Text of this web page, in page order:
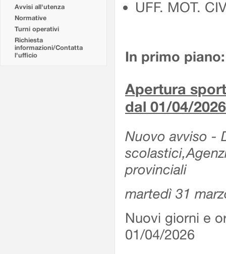
Avvisi all'utenza
Normative
Turni operativi
Richiesta
informazioni/Contatta
l'ufficio
UFF. MOT.
In primo piano:
Apertura
dal 01/04/2026
Nuovo avviso -
provinciali
martedì 31
Nuovi giorni e
01/04/2026